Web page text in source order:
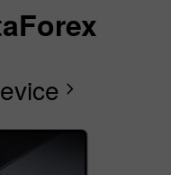
chevron_right